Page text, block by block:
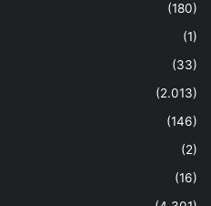
(180)
(1)
(33)
(2.013)
(146)
(2)
(16)